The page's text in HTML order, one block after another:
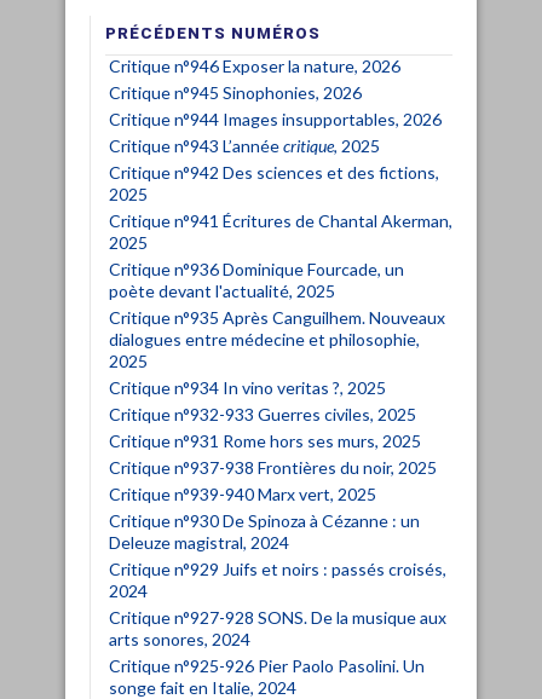
PRÉCÉDENTS NUMÉROS
Critique n°946 Exposer la nature, 2026
Critique n°945 Sinophonies, 2026
Critique n°944 Images insupportables, 2026
Critique n°943 L’annéecritique, 2025
Critique n°942 Des sciences et des fictions,
2025
Critique n°941 Écritures de Chantal Akerman,
2025
Critique n°936 Dominique Fourcade, un
poète devant l'actualité, 2025
Critique n°935 Après Canguilhem. Nouveaux
dialogues entre médecine et philosophie,
2025
Critique n°934 In vino veritas ?, 2025
Critique n°932-933 Guerres civiles, 2025
Critique n°931 Rome hors ses murs, 2025
Critique n°937-938 Frontières du noir, 2025
Critique n°939-940 Marx vert, 2025
Critique n°930 De Spinoza à Cézanne : un
Deleuze magistral, 2024
Critique n°929 Juifs et noirs : passés croisés,
2024
Critique n°927-928 SONS. De la musique aux
arts sonores, 2024
Critique n°925-926 Pier Paolo Pasolini. Un
songe fait en Italie, 2024